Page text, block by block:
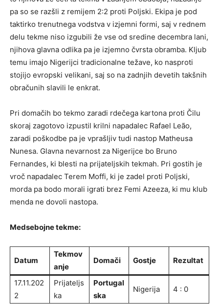
pa so se razšli z remijem 2:2 proti Poljski. Ekipa je pod
taktirko trenutnega vodstva v izjemni formi, saj v rednem
delu tekme niso izgubili že vse od sredine decembra lani,
njihova glavna odlika pa je izjemno čvrsta obramba. Kljub
temu imajo Nigerijci tradicionalne težave, ko nasproti
stojijo evropski velikani, saj so na zadnjih devetih takšnih
obračunih slavili le enkrat.
Pri domačih bo tekmo zaradi rdečega kartona proti Čilu
skoraj zagotovo izpustil krilni napadalec Rafael Leão,
zaradi poškodbe pa je vprašljiv tudi nastop Matheusa
Nunesa. Glavna nevarnost za Nigerijce bo Bruno
Fernandes, ki blesti na prijateljskih tekmah. Pri gostih je
vroč napadalec Terem Moffi, ki je zadel proti Poljski,
morda pa bodo morali igrati brez Femi Azeeza, ki mu klub
menda ne dovoli nastopa.
Medsebojne tekme:
Datum
Tekmov
anje
Domači Gostje Rezultat
17.11.202
2
Prijateljs
ka
Portugal
ska
Nigerija 4 : 0